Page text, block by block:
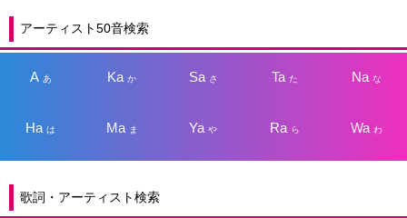
アーティスト50音検索
A あ Kaか Sa さ Taた Na な
Haは Ma ま Yaや Ra ら Wa わ
歌詞・アーティスト検索